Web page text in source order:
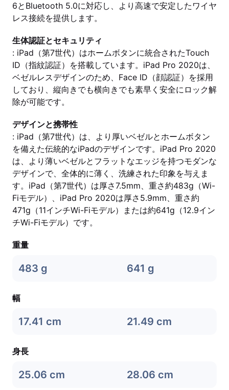
6とBluetooth 5.0に対応し、より高速で安定したワイヤ
レス接続を提供します。
生体認証とセキュリティ
: iPad（第7世代）はホームボタンに統合されたTouch
ID（指紋認証）を搭載しています。iPad Pro 2020は、
ベゼルレスデザインのため、Face ID（顔認証）を採用
しており、縦向きでも横向きでも素早く安全にロック解
除が可能です。
デザインと携帯性
: iPad（第7世代）は、より厚いベゼルとホームボタン
を備えた伝統的なiPadのデザインです。iPad Pro 2020
は、より薄いベゼルとフラットなエッジを持つモダンな
デザインで、全体的に薄く、洗練された印象を与えま
す。iPad（第7世代）は厚さ7.5mm、重さ約483g（Wi-
Fiモデル）、iPad Pro 2020は厚さ5.9mm、重さ約
471g（11インチWi-Fiモデル）または約641g（12.9イン
チWi-Fiモデル）です。
重量
483 g 641 g
幅
17.41 cm 21.49 cm
身長
25.06 cm 28.06 cm